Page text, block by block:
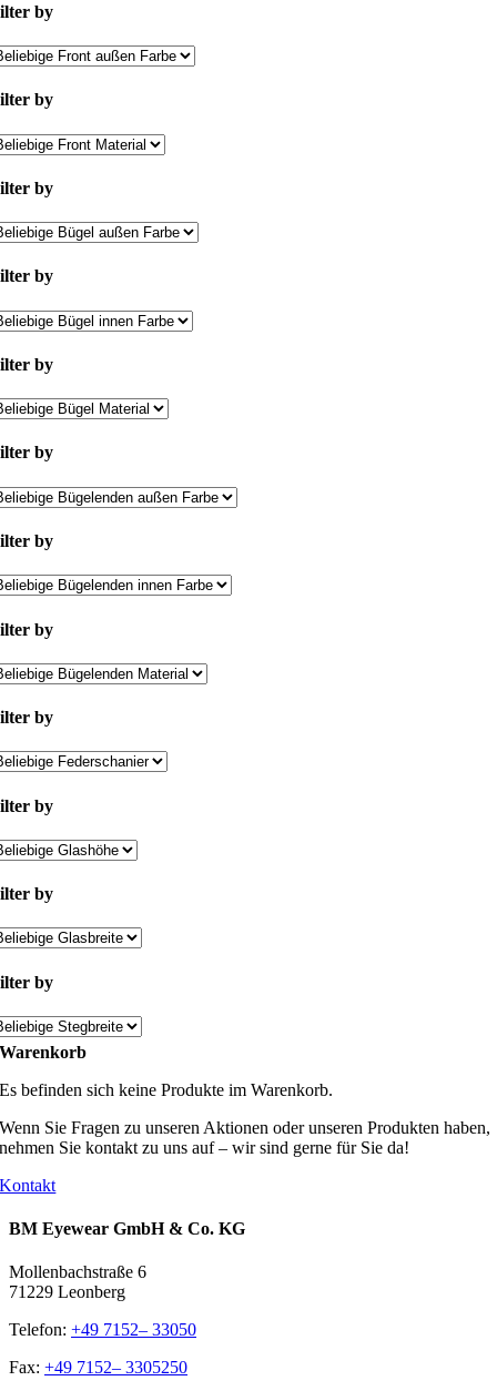
by
by
by
by
by
by
by
by
by
by
by
by
Warenkorb
Es befinden sich keine Produkte im Warenkorb.
Wenn Sie Fragen zu unseren Aktionen oder unseren Produkten haben,
nehmen Sie kontakt zu uns auf – wir sind gerne für Sie da!
Kontakt
BM Eyewear GmbH & Co. KG
Mollenbachstraße 6
71229 Leonberg
Telefon: +49 7152– 33050
Fax: +49 7152– 3305250